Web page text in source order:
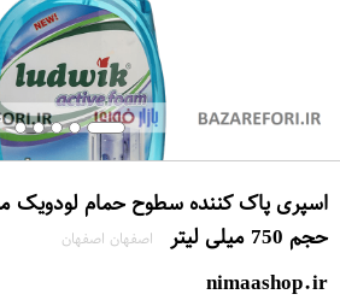
حجم 750 میلی لیتر
اصفهان اصفهان
nimaashop.ir